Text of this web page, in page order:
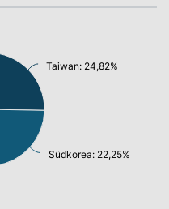
Taiwan: 24,82%
Südkorea: 22,25%